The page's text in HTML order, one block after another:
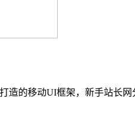
造的移动UI框架，新手站长